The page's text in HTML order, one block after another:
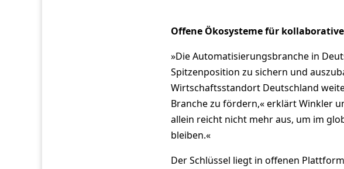
Offene Ökosysteme für
»Die Automatisierungsbranche in
Spitzenposition zu sichern und
Wirtschaftsstandort Deutschland
Branche zu fördern,« erklärt Winkler
allein reicht nicht mehr aus, um im
bleiben.«
Der Schlüssel liegt in offenen